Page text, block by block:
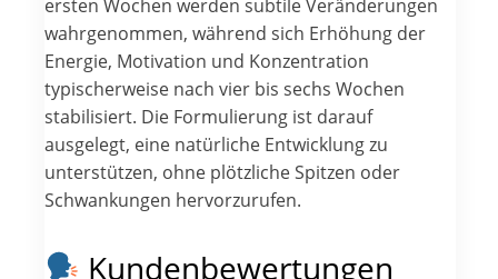
ersten Wochen werden subtile Veränderungen
wahrgenommen, während sich Erhöhung der
Energie, Motivation und Konzentration
typischerweise nach vier bis sechs Wochen
stabilisiert. Die Formulierung ist darauf
ausgelegt, eine natürliche Entwicklung zu
unterstützen, ohne plötzliche Spitzen oder
Schwankungen hervorzurufen.
Kundenbewertungen